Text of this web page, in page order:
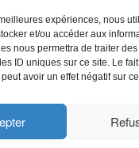
expériences, nous
et/ou accéder aux
nous permettra de traiter
ID uniques sur ce site. Le
avoir un effet négatif sur